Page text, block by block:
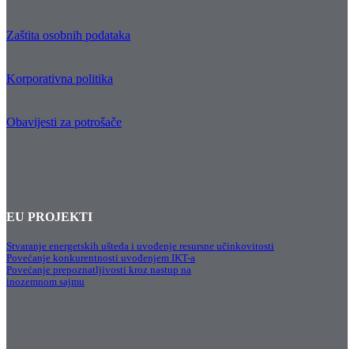
Zaštita osobnih podataka
Korporativna politika
Obavijesti za potrošače
EU PROJEKTI
Stvaranje energetskih ušteda i uvođenje resursne učinkovitosti
Povećanje konkurentnosti uvođenjem IKT-a
Povećanje prepoznatljivosti kroz nastup na
inozemnom sajmu